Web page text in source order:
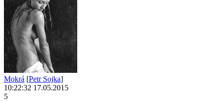
Mokrá [Petr Sojka]
10:22:32 17.05.2015
5